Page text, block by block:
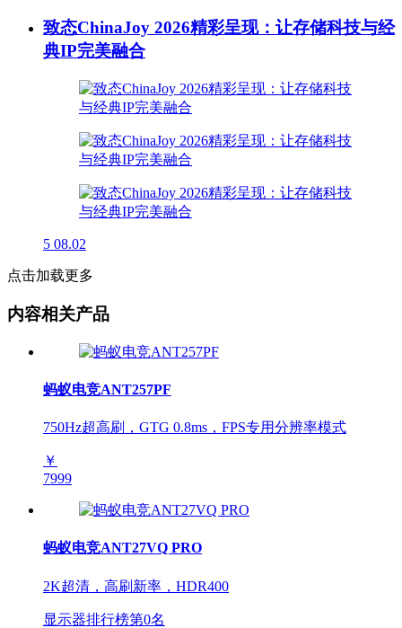
致态ChinaJoy 2026精彩呈现：让存储科技与经
典IP完美融合
5 08.02
点击加载更多
内容相关产品
蚂蚁电竞ANT257PF
750Hz超高刷，GTG 0.8ms，FPS专用分辨率模式
￥
7999
蚂蚁电竞ANT27VQ PRO
2K超清，高刷新率，HDR400
显示器排行榜第0名